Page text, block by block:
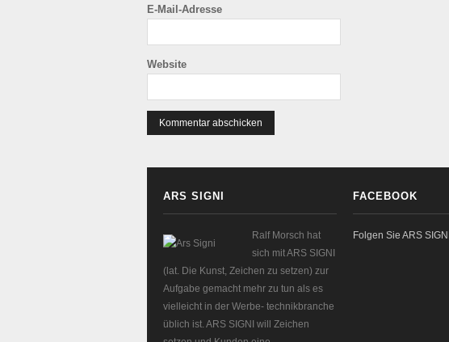
E-Mail-Adresse
Website
ARS SIGNI
Ralf Morsch hat
sich mit ARS SIGNI
(lat. Die Kunst, Zeichen zu setzen) zur
Aufgabe gemacht mehr zu tun als es
vielleicht in der Werbe- technikbranche
üblich ist. ARS SIGNI will Zeichen
FACEBOOK
Folgen Sie ARS